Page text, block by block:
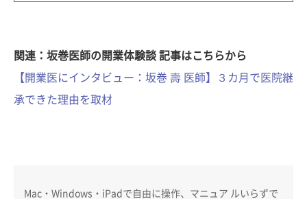
関連：坂巻医師の開業体験談 記事はこちらから
【開業医にインタビュー：坂巻 壽 医師】３カ月で医院継
承できた理由を取材
Mac・Windows・iPadで自由に操作、マニュア ルいらずで